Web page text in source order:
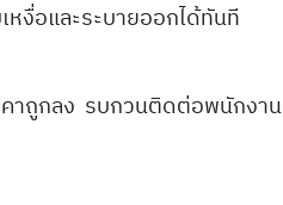
งื่อและระบายออกได้ทันที
คาถูกลง รบกวนติดต่อพนักงาน